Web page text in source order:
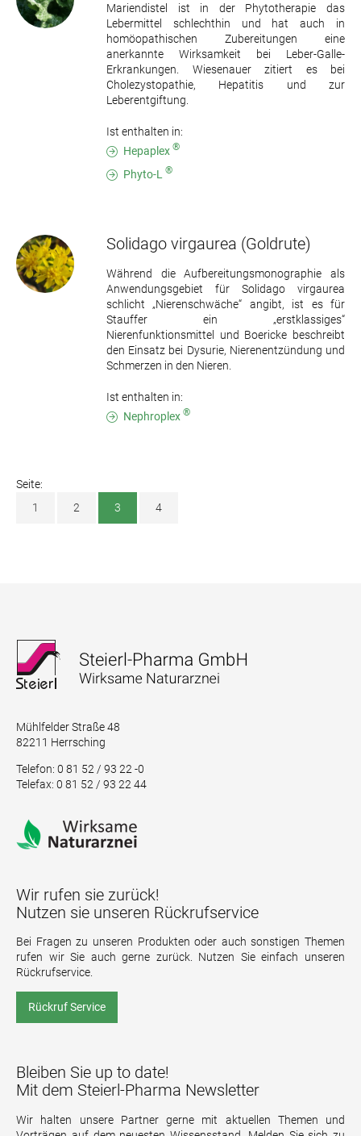
Mariendistel ist in der Phytotherapie das
Lebermittel schlechthin und hat auch in
homöopathischen Zubereitungen eine
anerkannte Wirksamkeit bei Leber-Galle-
Erkrankungen. Wiesenauer zitiert es bei
Cholezystopathie, Hepatitis und zur
Leberentgiftung.
Ist enthalten in:
Hepaplex ®
Phyto-L ®
Solidago virgaurea (Goldrute)
Während die Aufbereitungsmonographie als
Anwendungsgebiet für Solidago virgaurea
schlicht „Nierenschwäche“ angibt, ist es für
Stauffer ein „erstklassiges“
Nierenfunktionsmittel und Boericke beschreibt
den Einsatz bei Dysurie, Nierenentzündung und
Schmerzen in den Nieren.
Ist enthalten in:
Nephroplex ®
Seite:
1
2 3 4
Mühlfelder Straße 48
82211 Herrsching
Telefon: 0 81 52 / 93 22 -0
Telefax: 0 81 52 / 93 22 44
Wir rufen sie zurück!
Nutzen sie unseren Rückrufservice
Bei Fragen zu unseren Produkten oder auch sonstigen Themen
rufen wir Sie auch gerne zurück. Nutzen Sie einfach unseren
Rückrufservice.
Rückruf Service
Bleiben Sie up to date!
Mit dem Steierl-Pharma Newsletter
Wir halten unsere Partner gerne mit aktuellen Themen und